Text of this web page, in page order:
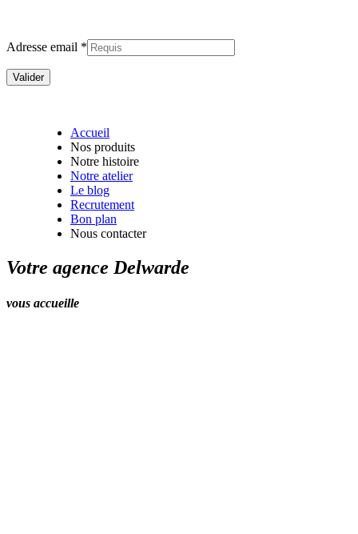
Adresse email *
Accueil
Nos produits
Notre histoire
Notre atelier
Le blog
Recrutement
Bon plan
Nous contacter
Votre agence Delwarde
vous accueille